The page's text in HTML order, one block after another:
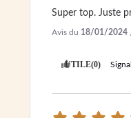
Super top. Juste
Avis du 18/01/2024
UTILE(0)